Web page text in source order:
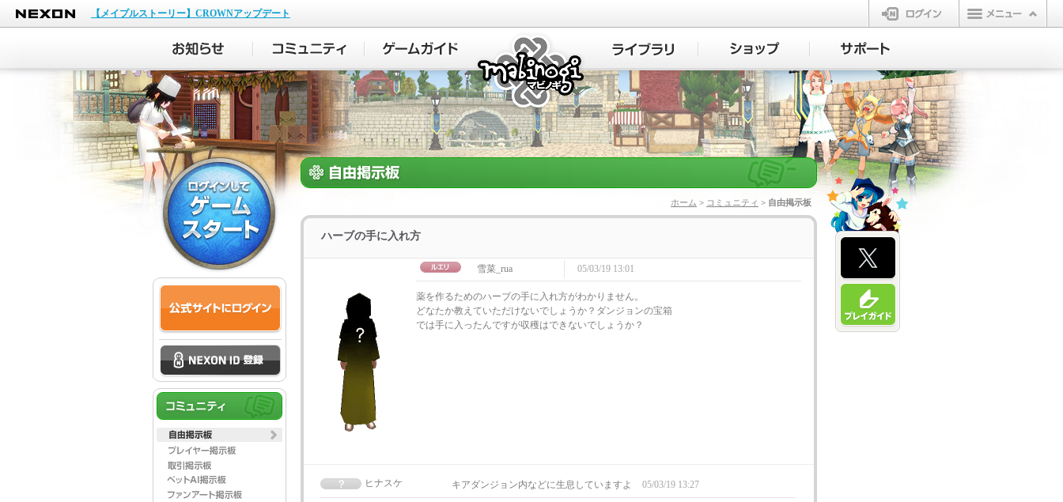
NEXON
【メイプルストーリー】CROWNアップデート
ログイン
マビノギ
ホーム > コミュニティ > 自由掲示板
ハーブの手に入れ方
雪菜_rua 05/03/19 13:01
薬を作るためのハーブの手に入れ方がわかりません。
どなたか教えていただけないでしょうか？ダンジョンの宝箱
では手に入ったんですが収穫はできないでしょうか？
ヒナスケ キアダンジョン内などに生息していますよ 05/03/19 13:27